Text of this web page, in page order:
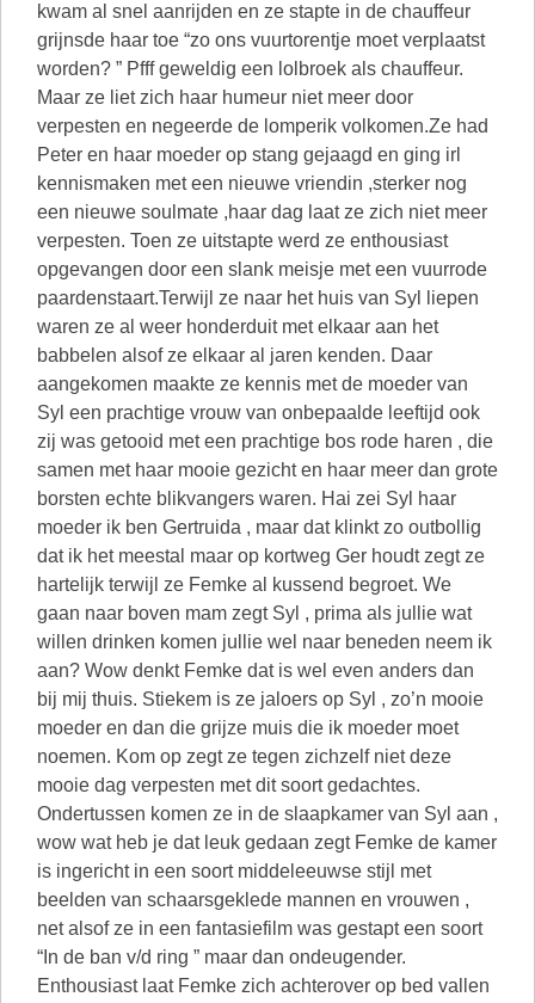
kwam al snel aanrijden en ze stapte in de chauffeur
grijnsde haar toe “zo ons vuurtorentje moet verplaatst
worden? ” Pfff geweldig een lolbroek als chauffeur.
Maar ze liet zich haar humeur niet meer door
verpesten en negeerde de lomperik volkomen.Ze had
Peter en haar moeder op stang gejaagd en ging irl
kennismaken met een nieuwe vriendin ,sterker nog
een nieuwe soulmate ,haar dag laat ze zich niet meer
verpesten. Toen ze uitstapte werd ze enthousiast
opgevangen door een slank meisje met een vuurrode
paardenstaart.Terwijl ze naar het huis van Syl liepen
waren ze al weer honderduit met elkaar aan het
babbelen alsof ze elkaar al jaren kenden. Daar
aangekomen maakte ze kennis met de moeder van
Syl een prachtige vrouw van onbepaalde leeftijd ook
zij was getooid met een prachtige bos rode haren , die
samen met haar mooie gezicht en haar meer dan grote
borsten echte blikvangers waren. Hai zei Syl haar
moeder ik ben Gertruida , maar dat klinkt zo outbollig
dat ik het meestal maar op kortweg Ger houdt zegt ze
hartelijk terwijl ze Femke al kussend begroet. We
gaan naar boven mam zegt Syl , prima als jullie wat
willen drinken komen jullie wel naar beneden neem ik
aan? Wow denkt Femke dat is wel even anders dan
bij mij thuis. Stiekem is ze jaloers op Syl , zo’n mooie
moeder en dan die grijze muis die ik moeder moet
noemen. Kom op zegt ze tegen zichzelf niet deze
mooie dag verpesten met dit soort gedachtes.
Ondertussen komen ze in de slaapkamer van Syl aan ,
wow wat heb je dat leuk gedaan zegt Femke de kamer
is ingericht in een soort middeleeuwse stijl met
beelden van schaarsgeklede mannen en vrouwen ,
net alsof ze in een fantasiefilm was gestapt een soort
“In de ban v/d ring ” maar dan ondeugender.
Enthousiast laat Femke zich achterover op bed vallen